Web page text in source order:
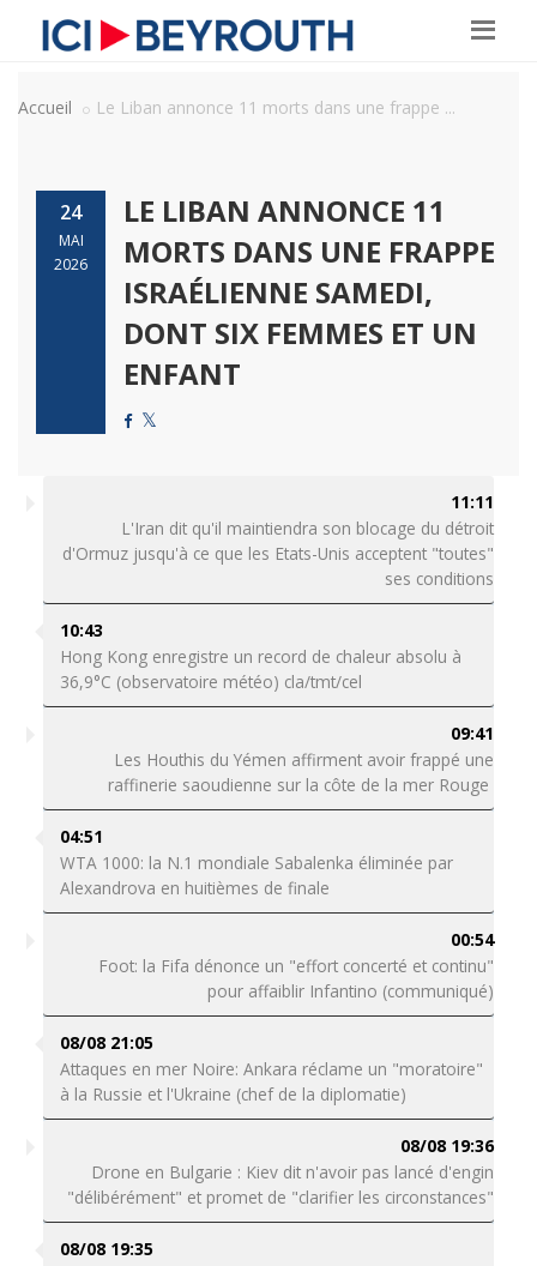
Accueil Le Liban annonce 11 morts dans une frappe ...
24
MAI
2026
LE LIBAN ANNONCE 11
MORTS DANS UNE FRAPPE
ISRAÉLIENNE SAMEDI,
DONT SIX FEMMES ET UN
ENFANT
11:11
L'Iran dit qu'il maintiendra son blocage du détroit
d'Ormuz jusqu'à ce que les Etats-Unis acceptent "toutes"
ses conditions
10:43
Hong Kong enregistre un record de chaleur absolu à
36,9°C (observatoire météo) cla/tmt/cel
09:41
Les Houthis du Yémen affirment avoir frappé une
raffinerie saoudienne sur la côte de la mer Rouge
04:51
WTA 1000: la N.1 mondiale Sabalenka éliminée par
Alexandrova en huitièmes de finale
00:54
Foot: la Fifa dénonce un "effort concerté et continu"
pour affaiblir Infantino (communiqué)
08/08 21:05
Attaques en mer Noire: Ankara réclame un "moratoire"
à la Russie et l'Ukraine (chef de la diplomatie)
08/08 19:36
Drone en Bulgarie : Kiev dit n'avoir pas lancé d'engin
"délibérément" et promet de "clarifier les circonstances"
08/08 19:35